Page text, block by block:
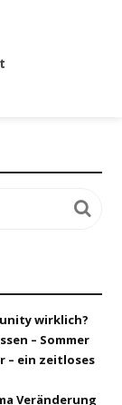
wirklich?
– Sommer
– ein zeitloses
Veränderung